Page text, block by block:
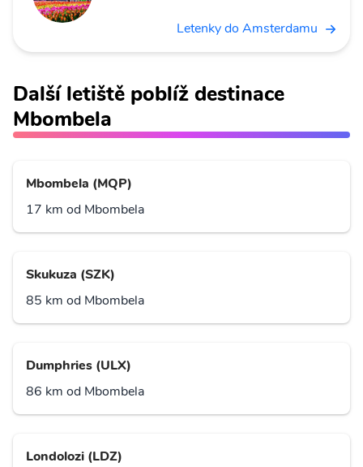
Letenky do Amsterdamu
Další letiště poblíž destinace
Mbombela
Mbombela (MQP)
17 km od Mbombela
Skukuza (SZK)
85 km od Mbombela
Dumphries (ULX)
86 km od Mbombela
Londolozi (LDZ)